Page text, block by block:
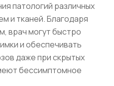
патологий различных
и тканей. Благодаря
врач могут быстро
и обеспечивать
даже при скрытых
бессимптомное